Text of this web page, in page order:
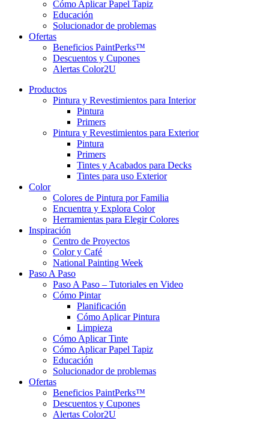
Cómo Aplicar Papel Tapiz
Educación
Solucionador de problemas
Ofertas
Beneficios PaintPerks™
Descuentos y Cupones
Alertas Color2U
Productos
Pintura y Revestimientos para Interior
Pintura
Primers
Pintura y Revestimientos para Exterior
Pintura
Primers
Tintes y Acabados para Decks
Tintes para uso Exterior
Color
Colores de Pintura por Familia
Encuentra y Explora Color
Herramientas para Elegir Colores
Inspiración
Centro de Proyectos
Color y Café
National Painting Week
Paso A Paso
Paso A Paso – Tutoriales en Video
Cómo Pintar
Planificación
Cómo Aplicar Pintura
Limpieza
Cómo Aplicar Tinte
Cómo Aplicar Papel Tapiz
Educación
Solucionador de problemas
Ofertas
Beneficios PaintPerks™
Descuentos y Cupones
Alertas Color2U